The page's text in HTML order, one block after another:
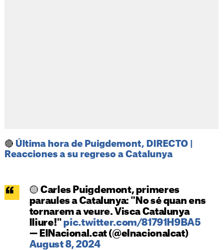
🔴 Última hora de Puigdemont, DIRECTO |
Reacciones a su regreso a Catalunya
🟡 Carles Puigdemont, primeres
paraules a Catalunya: "No sé quan ens
tornarem a veure. Visca Catalunya
lliure!" pic.twitter.com/81791H9BA5
— ElNacional.cat (@elnacionalcat)
August 8, 2024